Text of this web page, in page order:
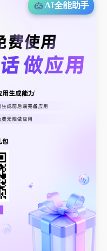
AI全能助手